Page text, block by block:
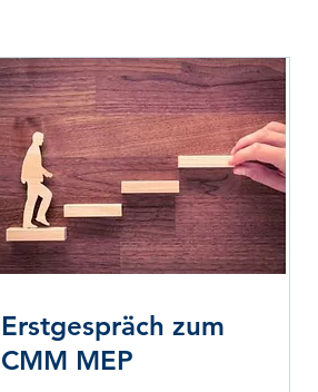
Erstgespräch zum
CMM MEP